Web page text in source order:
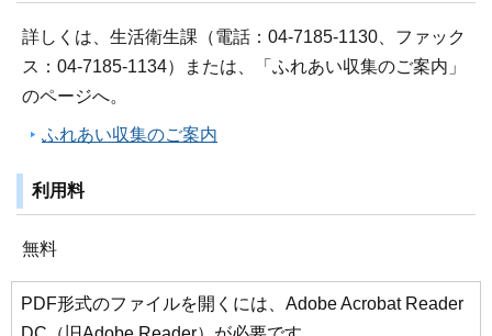
詳しくは、生活衛生課（電話：04-7185-1130、ファック
ス：04-7185-1134）または、「ふれあい収集のご案内」
のページへ。
ふれあい収集のご案内
利用料
無料
PDF形式のファイルを開くには、Adobe Acrobat Reader